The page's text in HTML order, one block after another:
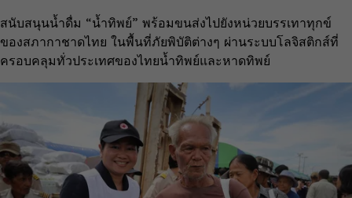
สนับสนุนน้ำดื่ม “น้ำทิพย์” พร้อมขนส่งไปยังหน่วยบรรเทาทุกข์
ของสภากาชาดไทย ในพื้นที่ภัยพิบัติต่างๆ ผ่านระบบโลจิสติกส์ที่
ครอบคลุมทั่วประเทศของไทยน้ำทิพย์และหาดทิพย์